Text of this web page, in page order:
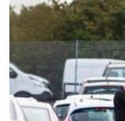
រំលង​
ទៅ​
ទំព័រ​
រចនា
ព្រឹត្តិការណ៍ព័ត៌មាន
ទូរទស្សន៍ / វីដេអូ​
វិទ្យុ / ផតខាសថ៍
កម្មវិធីទាំងអស់